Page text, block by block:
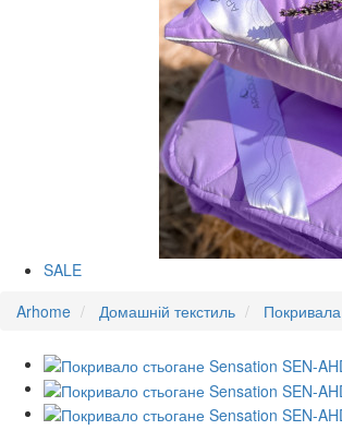
SALE
Arhome
Домашній текстиль Покривала